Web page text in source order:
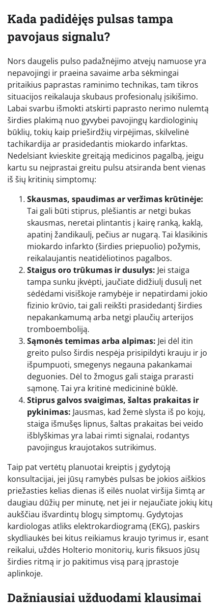
Kada padidėjęs pulsas tampa
pavojaus signalu?
Nors daugelis pulso padažnėjimo atvejų namuose yra
nepavojingi ir praeina savaime arba sėkmingai
pritaikius paprastas raminimo technikas, tam tikros
situacijos reikalauja skubaus profesionalų įsikišimo.
Labai svarbu išmokti atskirti paprasto nerimo nulemtą
širdies plakimą nuo gyvybei pavojingų kardiologinių
būklių, tokių kaip prieširdžių virpėjimas, skilvelinė
tachikardija ar prasidedantis miokardo infarktas.
Nedelsiant kvieskite greitąją medicinos pagalbą, jeigu
kartu su neįprastai greitu pulsu atsiranda bent vienas
iš šių kritinių simptomų:
Skausmas, spaudimas ar veržimas krūtinėje:
Tai gali būti stiprus, plėšiantis ar netgi bukas
skausmas, neretai plintantis į kairę ranką, kaklą,
apatinį žandikaulį, pečius ar nugarą. Tai klasikinis
miokardo infarkto (širdies priepuolio) požymis,
reikalaujantis neatidėliotinos pagalbos.
Staigus oro trūkumas ir dusulys: Jei staiga
tampa sunku įkvėpti, jaučiate didžiulį dusulį net
sėdėdami visiškoje ramybėje ir nepatirdami jokio
fizinio krūvio, tai gali reikšti prasidedantį širdies
nepakankamumą arba netgi plaučių arterijos
tromboemboliją.
Sąmonės temimas arba alpimas: Jei dėl itin
greito pulso širdis nespėja prisipildyti krauju ir jo
išpumpuoti, smegenys negauna pakankamai
deguonies. Dėl to žmogus gali staiga prarasti
sąmonę. Tai yra kritinė medicininė būklė.
Stiprus galvos svaigimas, šaltas prakaitas ir
pykinimas: Jausmas, kad žemė slysta iš po kojų,
staiga išmušęs lipnus, šaltas prakaitas bei veido
išblyškimas yra labai rimti signalai, rodantys
pavojingus kraujotakos sutrikimus.
Taip pat vertėtų planuotai kreiptis į gydytoją
konsultacijai, jei jūsų ramybės pulsas be jokios aiškios
priežasties kelias dienas iš eilės nuolat viršija šimtą ar
daugiau dūžių per minutę, net jei ir nejaučiate jokių kitų
aukščiau išvardintų blogų simptomų. Gydytojas
kardiologas atliks elektrokardiogramą (EKG), paskirs
skydliaukės bei kitus reikiamus kraujo tyrimus ir, esant
reikalui, uždės Holterio monitorių, kuris fiksuos jūsų
širdies ritmą ir jo pakitimus visą parą įprastoje
aplinkoje.
Dažniausiai užduodami klausimai